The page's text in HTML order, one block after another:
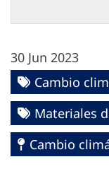
30 Jun 2023
Cambio
Materiales
Cambio